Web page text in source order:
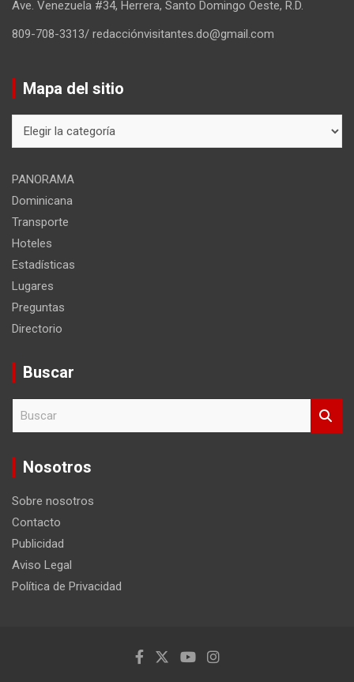
Ave. Venezuela #34, Herrera, Santo Domingo Oeste, R.D.
809-708-3313/ redacciónvisitantes.do@gmail.com
Mapa del sitio
del
PANORAMA
Dominicana
Transporte
Hoteles
Estadísticas
Lugares
Preguntas
Directorio
Buscar
c
Nosotros
Sobre nosotros
Contacto
Publicidad
Aviso Legal
Política de Privacidad